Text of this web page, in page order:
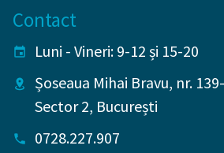
Contact
Luni - Vineri: 9-12 și 15-20
Șoseaua Mihai Bravu, nr.
Sector 2, București
0728.227.907